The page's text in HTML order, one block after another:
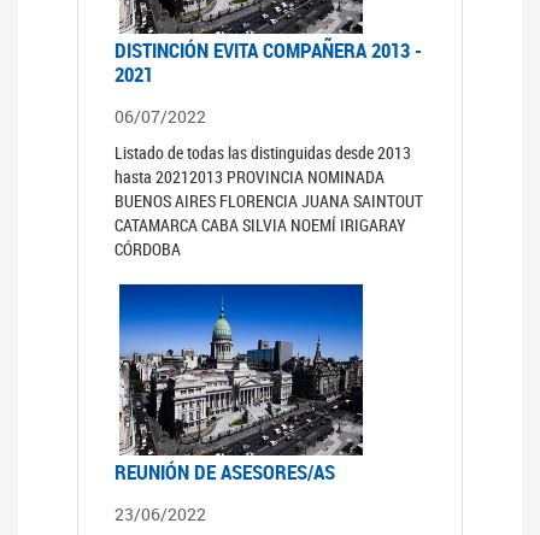
DISTINCIÓN EVITA COMPAÑERA 2013 -
2021
06/07/2022
Listado de todas las distinguidas desde 2013
hasta 20212013 PROVINCIA NOMINADA
BUENOS AIRES FLORENCIA JUANA SAINTOUT
CATAMARCA CABA SILVIA NOEMÍ IRIGARAY
CÓRDOBA
REUNIÓN DE ASESORES/AS
23/06/2022